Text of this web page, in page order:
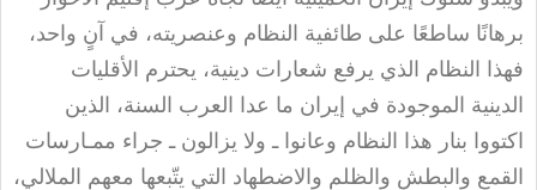
برهانًا ساطعًا على طائفية النظام وعنصريته، في آنٍ واحد،
فهذا النظام الذي يرفع شعارات دينية، يحترم الأقليات
الدينية الموجودة في إيران ما عدا العرب السنة، الذين
اكتووا بنار هذا النظام وعانوا ـ ولا يزالون ـ جراء ممـارسات
القمع والبطش والظلم والاضطهاد التي يتّبعها معهم الملالي،